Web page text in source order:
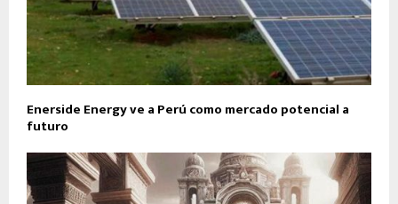
Enerside Energy ve a Perú como mercado potencial a
futuro